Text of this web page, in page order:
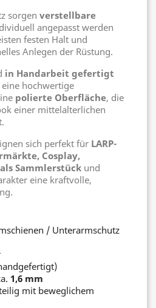
sorgen verstellbare
angepasst werden
festen Halt und
Anlegen der Rüstung.
in Handarbeit gefertigt
hochwertige
polierte Oberfläche, die
einer mittelalterlichen
sich perfekt für LARP-
Cosplay,
Sammlerstück und
eine kraftvolle,
/ Unterarmschutz
1,6 mm
mit beweglichem